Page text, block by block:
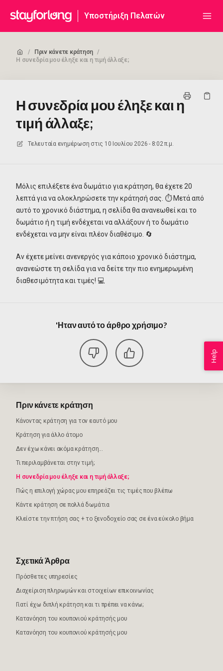
Υποστήριξη Πελατών
/ Πριν κάνετε κράτηση /
Η συνεδρία μου έληξε και η τιμή άλλαξε;
Η συνεδρία μου έληξε και η
τιμή άλλαξε;
Τελευταία ενημέρωση στις 10 Ιουλίου 2026 - 8:02 π.μ.
Μόλις επιλέξετε ένα δωμάτιο για κράτηση, θα έχετε 20
λεπτά για να ολοκληρώσετε την κράτησή σας. ⏱️ Μετά από
αυτό το χρονικό διάστημα, η σελίδα θα ανανεωθεί και το
δωμάτιο ή η τιμή ενδέχεται να αλλάξουν ή το δωμάτιο
ενδέχεται να μην είναι πλέον διαθέσιμο. 🔄
Αν έχετε μείνει ανενεργός για κάποιο χρονικό διάστημα,
ανανεώστε τη σελίδα για να δείτε την πιο ενημερωμένη
διαθεσιμότητα και τιμές! 💻
'Ηταν αυτό το άρθρο χρήσιμο?
Πριν κάνετε κράτηση
Κάνοντας κράτηση για τον εαυτό μου
Κράτηση για άλλο άτομο
Δεν έχω κάνει ακόμα κράτηση...
Τι περιλαμβάνεται στην τιμή;
Η συνεδρία μου έληξε και η τιμή άλλαξε;
Πώς η επιλογή χώρας μου επηρεάζει τις τιμές που βλέπω
Κάντε κράτηση σε πολλά δωμάτια
Κλείστε την πτήση σας + το ξενοδοχείο σας σε ένα εύκολο βήμα
Σχετικά Άρθρα
Πρόσθετες υπηρεσίες
Διαχείριση πληρωμών και στοιχείων επικοινωνίας
Γιατί έχω διπλή κράτηση και τι πρέπει να κάνω;
Κατανόηση του κουπονιού κράτησής μου
Κατανόηση του κουπονιού κράτησής μου
Help